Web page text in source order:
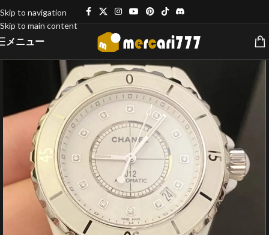
Skip to navigation
Skip to main content
メニュー